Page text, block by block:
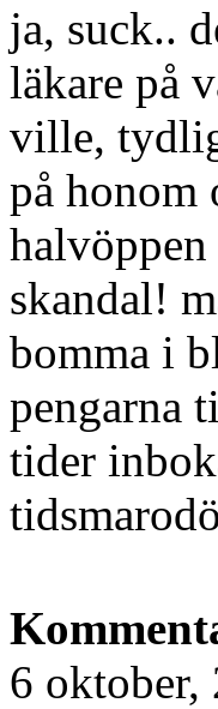
ja, suck..
läkare på
ville,
på honom
skandal!
bomma i
pengarna
tider
6